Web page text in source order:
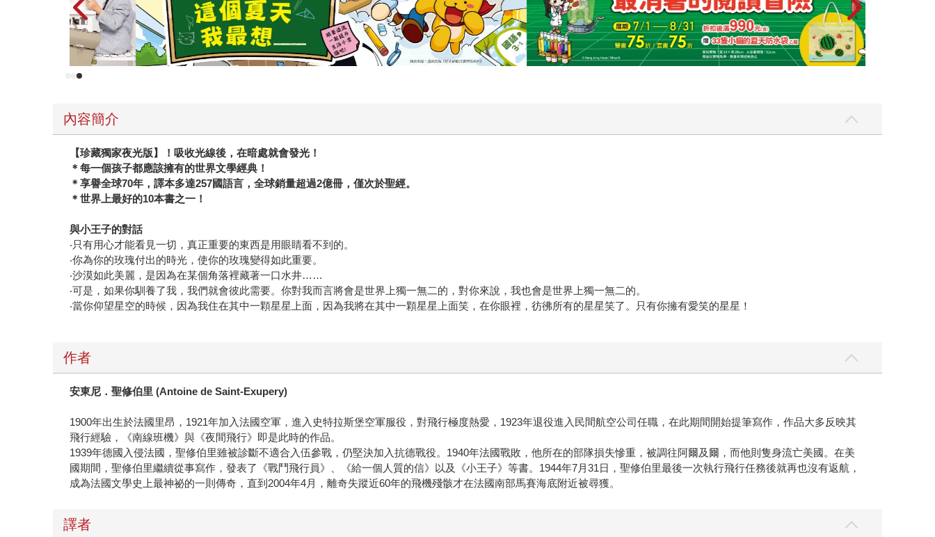
內容簡介
【珍藏獨家夜光版】！吸收光線後，在暗處就會發光！
＊每一個孩子都應該擁有的世界文學經典！
＊享譽全球70年，譯本多達257國語言，全球銷量超過2億冊，僅次於聖經。
＊世界上最好的10本書之一！
與小王子的對話
‧只有用心才能看見一切，真正重要的東西是用眼睛看不到的。
‧你為你的玫瑰付出的時光，使你的玫瑰變得如此重要。
‧沙漠如此美麗，是因為在某個角落裡藏著一口水井……
‧可是，如果你馴養了我，我們就會彼此需要。你對我而言將會是世界上獨一無二的，對你來說，我也會是世界上獨一無二的。
‧當你仰望星空的時候，因為我住在其中一顆星星上面，因為我將在其中一顆星星上面笑，在你眼裡，彷彿所有的星星笑了。只有你擁有愛笑的星星！
作者
安東尼．聖修伯里 (Antoine de Saint-Exupery)
1900年出生於法國里昂，1921年加入法國空軍，進入史特拉斯堡空軍服役，對飛行極度熱愛，1923年退役進入民間航空公司任職，在此期間開始提筆寫作，作品大多反映其
飛行經驗，《南線班機》與《夜間飛行》即是此時的作品。
1939年德國入侵法國，聖修伯里雖被診斷不適合入伍參戰，仍堅決加入抗德戰役。1940年法國戰敗，他所在的部隊損失慘重，被調往阿爾及爾，而他則隻身流亡美國。在美
國期間，聖修伯里繼續從事寫作，發表了《戰鬥飛行員》、《給一個人質的信》以及《小王子》等書。1944年7月31日，聖修伯里最後一次執行飛行任務後就再也沒有返航，
成為法國文學史上最神祕的一則傳奇，直到2004年4月，離奇失蹤近60年的飛機殘骸才在法國南部馬賽海底附近被尋獲。
譯者